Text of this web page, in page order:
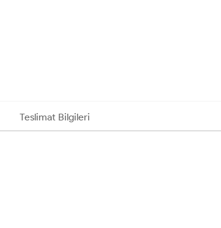
Teslimat Bilgileri